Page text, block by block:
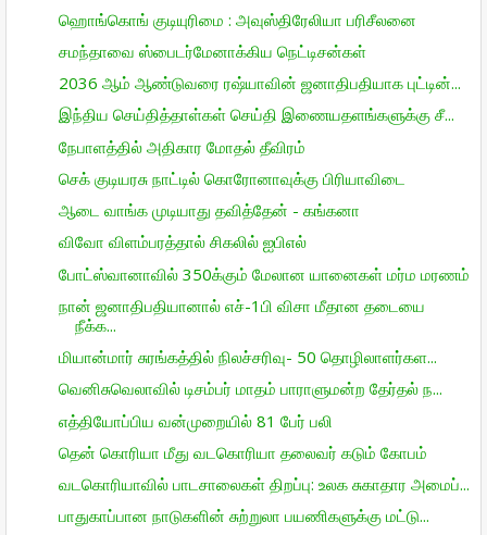
ஹொங்கொங் குடியுரிமை : அவுஸ்திரேலியா பரிசீலனை
சமந்தாவை ஸ்பைடர்மேனாக்கிய நெட்டிசன்கள்
2036 ஆம் ஆண்டுவரை ரஷ்யாவின் ஜனாதிபதியாக புட்டின்...
இந்திய செய்தித்தாள்கள் செய்தி இணையதளங்களுக்கு சீ...
நேபாளத்தில் அதிகார மோதல் தீவிரம்
செக் குடியரசு நாட்டில் கொரோனாவுக்கு பிரியாவிடை
ஆடை வாங்க முடியாது தவித்தேன் - கங்கனா
விவோ விளம்பரத்தால் சிகலில் ஐபிஎல்
போட்ஸ்வானாவில் 350க்கும் மேலான யானைகள் மர்ம மரணம்
நான் ஜனாதிபதியானால் எச்-1பி விசா மீதான தடையை
நீக்க...
மியான்மார் சுரங்கத்தில் நிலச்சரிவு- 50 தொழிலாளர்கள...
வெனிசுவெலாவில் டிசம்பர் மாதம் பாராளுமன்ற தேர்தல் ந...
எத்தியோப்பிய வன்முறையில் 81 பேர் பலி
தென் கொரியா மீது வடகொரியா தலைவர் கடும் கோபம்
வடகொரியாவில் பாடசாலைகள் திறப்பு: உலக சுகாதார அமைப்...
பாதுகாப்பான நாடுகளின் சுற்றுலா பயணிகளுக்கு மட்டு...